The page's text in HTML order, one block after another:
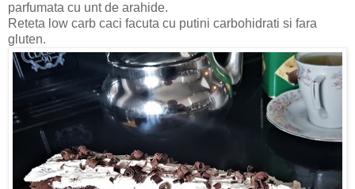
parfumata cu unt de arahide.
Reteta low carb caci facuta cu putini carbohidrati si fara
gluten.